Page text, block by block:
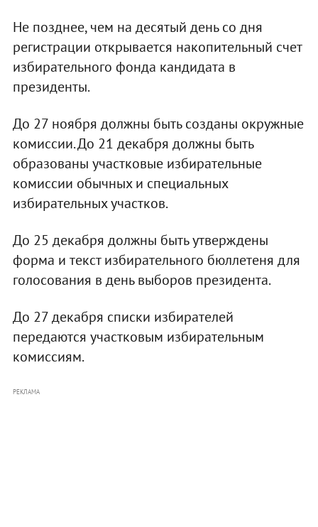
Не позднее, чем на десятый день со дня
регистрации открывается накопительный счет
избирательного фонда кандидата в
президенты.
До 27 ноября должны быть созданы окружные
комиссии. До 21 декабря должны быть
образованы участковые избирательные
комиссии обычных и специальных
избирательных участков.
До 25 декабря должны быть утверждены
форма и текст избирательного бюллетеня для
голосования в день выборов президента.
До 27 декабря списки избирателей
передаются участковым избирательным
комиссиям.
РЕКЛАМА